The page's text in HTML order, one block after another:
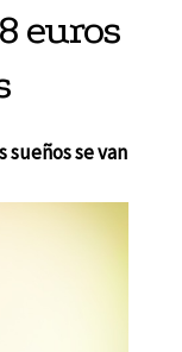
euros
sueños se van